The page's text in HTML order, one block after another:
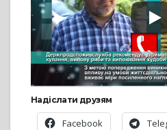
Надіслати друзям
Facebook